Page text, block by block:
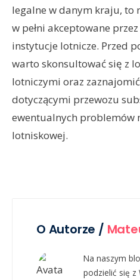
legalne w danym kraju, to
w pełni akceptowane
instytucje lotnicze. Przed
warto skonsultować się z
lotniczymi oraz
dotyczącymi przewozu
ewentualnych problemów
lotniskowej.
O Autorze /
Na naszym
podzielić się